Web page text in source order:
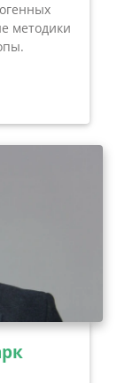
методики